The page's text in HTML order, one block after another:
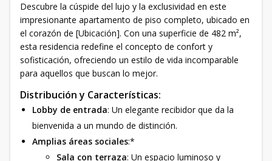
Descubre la cúspide del lujo y la exclusividad en este
impresionante apartamento de piso completo, ubicado en
el corazón de [Ubicación]. Con una superficie de 482 m²,
esta residencia redefine el concepto de confort y
sofisticación, ofreciendo un estilo de vida incomparable
para aquellos que buscan lo mejor.
Distribución y Características:
Lobby de entrada: Un elegante recibidor que da la
bienvenida a un mundo de distinción.
Amplias áreas sociales:*
Sala con terraza: Un espacio luminoso y